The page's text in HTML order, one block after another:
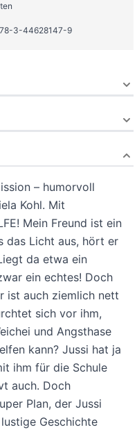
3-44628147-9
– humorvoll
Kohl. Mit
Mein Freund ist ein
das Licht aus, hört er
da etwa ein
ein echtes! Doch
ist auch ziemlich nett
sich vor ihm,
und Angsthase
kann? Jussi hat ja
ihm für die Schule
auch. Doch
Plan, der Jussi
Geschichte